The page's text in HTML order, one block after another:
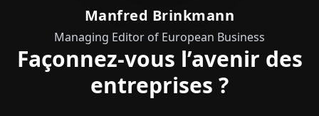
Manfred Brinkmann
Managing Editor of European Business
Façonnez-vous l’avenir des
entreprises ?